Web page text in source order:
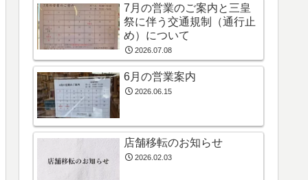
7月の営業のご案内と三皇
祭に伴う交通規制（通行止
め）について
2026.07.08
6月の営業案内
2026.06.15
店舗移転のお知らせ
2026.02.03